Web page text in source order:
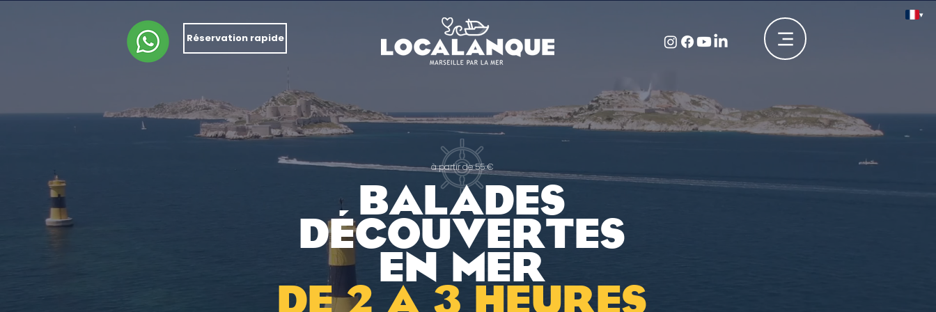
▾
Réservation rapide
BALADES
DÉCOUVERTES
EN MER
de 2 A 3 HEURES
​à partir de 55 €